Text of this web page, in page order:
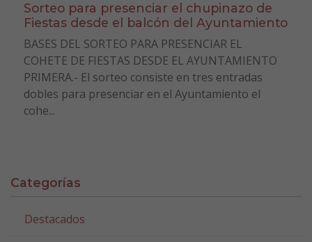
Sorteo para presenciar el chupinazo de
Fiestas desde el balcón del Ayuntamiento
BASES DEL SORTEO PARA PRESENCIAR EL
COHETE DE FIESTAS DESDE EL AYUNTAMIENTO
PRIMERA.- El sorteo consiste en tres entradas
dobles para presenciar en el Ayuntamiento el
cohe...
Categorías
Destacados